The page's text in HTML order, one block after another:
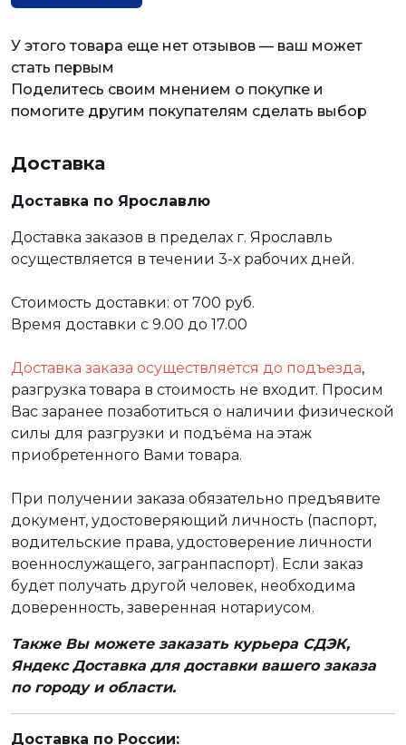
У этого товара еще нет отзывов — ваш может
стать первым
Поделитесь своим мнением о покупке и
помогите другим покупателям сделать выбор
Доставка
Доставка по Ярославлю
Доставка заказов в пределах г. Ярославль
осуществляется в течении 3-х рабочих дней.
Стоимость доставки: от 700 руб.
Время доставки с 9.00 до 17.00
Доставка заказа осуществляется до подъезда,
разгрузка товара в стоимость не входит. Просим
Вас заранее позаботиться о наличии физической
силы для разгрузки и подъёма на этаж
приобретенного Вами товара.
При получении заказа обязательно предъявите
документ, удостоверяющий личность (паспорт,
водительские права, удостоверение личности
военнослужащего, загранпаспорт). Если заказ
будет получать другой человек, необходима
доверенность, заверенная нотариусом.
Также Вы можете заказать курьера СДЭК,
Яндекс Доставка для доставки вашего заказа
по городу и области.
Доставка по России: